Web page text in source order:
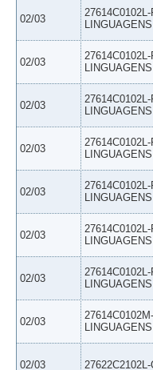
02/03
LINGUAGENS
02/03
LINGUAGENS
02/03
LINGUAGENS
02/03
LINGUAGENS
02/03
LINGUAGENS
02/03
LINGUAGENS
02/03
LINGUAGENS
02/03
LINGUAGENS
02/03